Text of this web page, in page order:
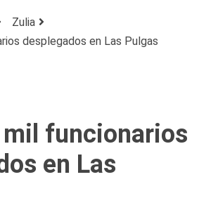
Zulia
desplegados en Las Pulgas
mil funcionarios
en Las